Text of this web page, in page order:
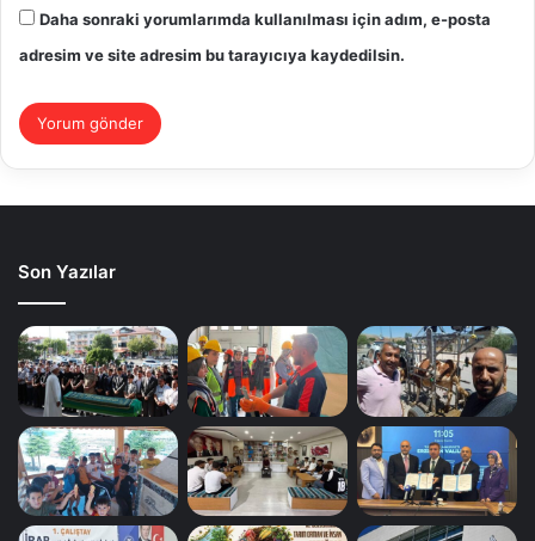
Daha sonraki yorumlarımda kullanılması için adım, e-posta
adresim ve site adresim bu tarayıcıya kaydedilsin.
Son Yazılar